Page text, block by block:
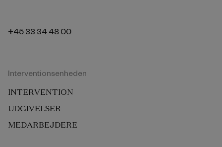
+45 33 34 48 00
Interventionsenheden
INTERVENTION
UDGIVELSER
MEDARBEJDERE